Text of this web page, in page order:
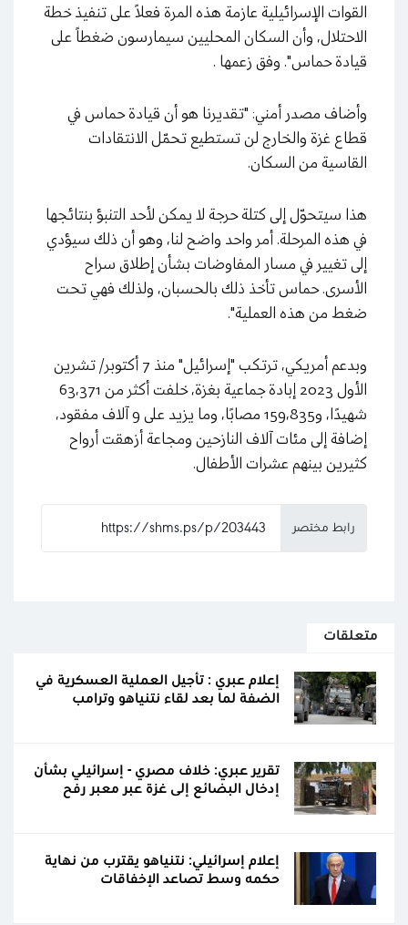
القوات الإسرائيلية عازمة هذه المرة فعلاً على تنفيذ خطة
الاحتلال، وأن السكان المحليين سيمارسون ضغطاً على
قيادة حماس". وفق زعمها .
وأضاف مصدر أمني: "تقديرنا هو أن قيادة حماس في
قطاع غزة والخارج لن تستطيع تحمّل الانتقادات
القاسية من السكان.
هذا سيتحوّل إلى كتلة حرجة لا يمكن لأحد التنبؤ بنتائجها
في هذه المرحلة. أمر واحد واضح لنا، وهو أن ذلك سيؤدي
إلى تغيير في مسار المفاوضات بشأن إطلاق سراح
الأسرى. حماس تأخذ ذلك بالحسبان، ولذلك فهي تحت
ضغط من هذه العملية".
وبدعم أمريكي، ترتكب "إسرائيل" منذ 7 أكتوبر/ تشرين
الأول 2023 إبادة جماعية بغزة، خلفت أكثر من 63،371
شهيدًا، و159،835 مصابًا، وما يزيد على 9 آلاف مفقود،
إضافة إلى مئات آلاف النازحين ومجاعة أزهقت أرواح
كثيرين بينهم عشرات الأطفال.
رابط مختصر
متعلقات
إعلام عبري : تأجيل العملية العسكرية في
الضفة لما بعد لقاء نتنياهو وترامب
تقرير عبري: خلاف مصري - إسرائيلي بشأن
إدخال البضائع إلى غزة عبر معبر رفح
إعلام إسرائيلي: نتنياهو يقترب من نهاية
حكمه وسط تصاعد الإخفاقات